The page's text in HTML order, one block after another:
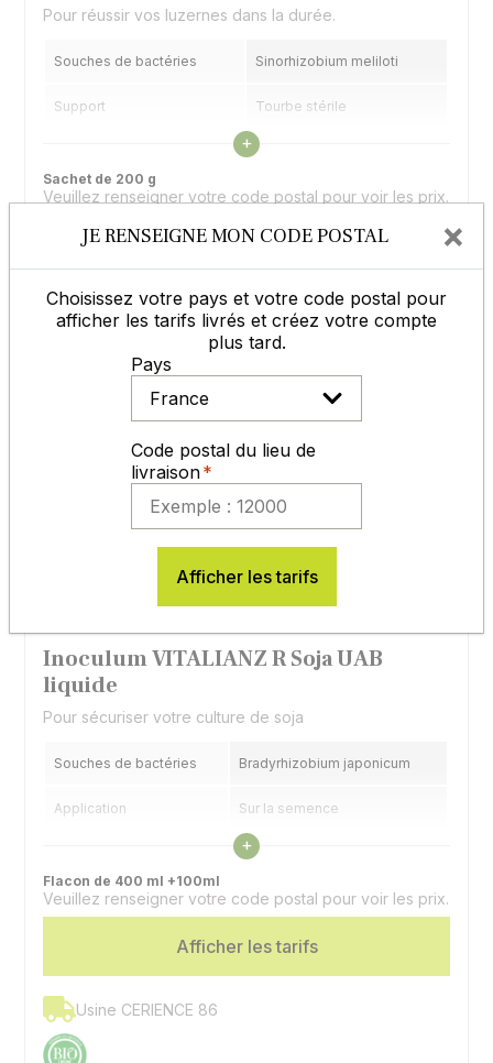
Pour réussir vos luzernes dans la durée.
Souches de bactéries Sinorhizobium meliloti
Support Tourbe stérile
Sur la semence
Sachet dose Un sachet par hectare
Voir les caractéristiques
+
Sachet de 200 g
Veuillez renseigner votre code postal pour voir les prix.
Afficher les tarifs
Usine CERIENCE 86
Inoculum VITALIANZ R Soja UAB
liquide
Pour sécuriser votre culture de soja
Souches de bactéries Bradyrhizobium japonicum
Application Sur la semence
Une dose par hectare
Voir les caractéristiques
+
Flacon de 400 ml +100ml
Veuillez renseigner votre code postal pour voir les prix.
Afficher les tarifs
Usine CERIENCE 86
JE RENSEIGNE MON CODE POSTAL ×
Choisissez votre pays et votre code postal pour
afficher les tarifs livrés et créez votre compte
plus tard.
Pays
Code postal du lieu de
livraison
Afficher les tarifs